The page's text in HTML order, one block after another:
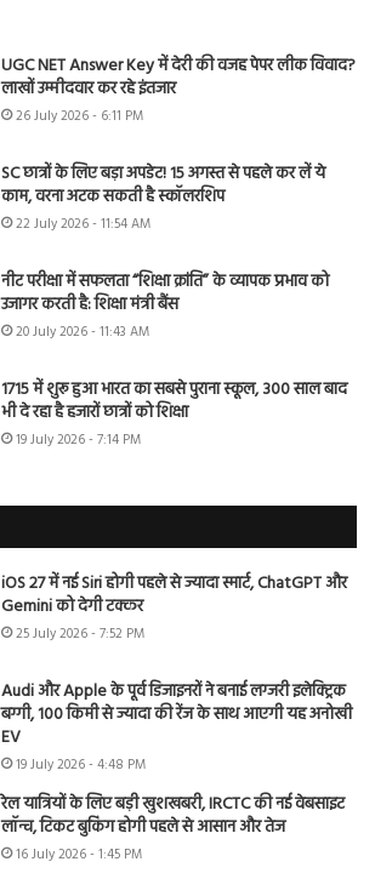
UGC NET Answer Key में देरी की वजह पेपर लीक विवाद?
लाखों उम्मीदवार कर रहे इंतजार
26 July 2026 - 6:11 PM
SC छात्रों के लिए बड़ा अपडेट! 15 अगस्त से पहले कर लें ये
काम, वरना अटक सकती है स्कॉलरशिप
22 July 2026 - 11:54 AM
नीट परीक्षा में सफलता “शिक्षा क्रांति” के व्यापक प्रभाव को
उजागर करती है: शिक्षा मंत्री बैंस
20 July 2026 - 11:43 AM
1715 में शुरू हुआ भारत का सबसे पुराना स्कूल, 300 साल बाद
भी दे रहा है हजारों छात्रों को शिक्षा
19 July 2026 - 7:14 PM
iOS 27 में नई Siri होगी पहले से ज्यादा स्मार्ट, ChatGPT और
Gemini को देगी टक्कर
25 July 2026 - 7:52 PM
Audi और Apple के पूर्व डिजाइनरों ने बनाई लग्जरी इलेक्ट्रिक
बग्गी, 100 किमी से ज्यादा की रेंज के साथ आएगी यह अनोखी
EV
19 July 2026 - 4:48 PM
रेल यात्रियों के लिए बड़ी खुशखबरी, IRCTC की नई वेबसाइट
लॉन्च, टिकट बुकिंग होगी पहले से आसान और तेज
16 July 2026 - 1:45 PM